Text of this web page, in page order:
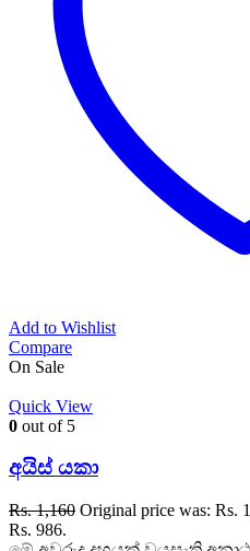
Add to Wishlist
Compare
On Sale
Quick View
0 out of 5
අයිස් යකා
Rs.1,160 Original price was: Rs.
Rs. 986.